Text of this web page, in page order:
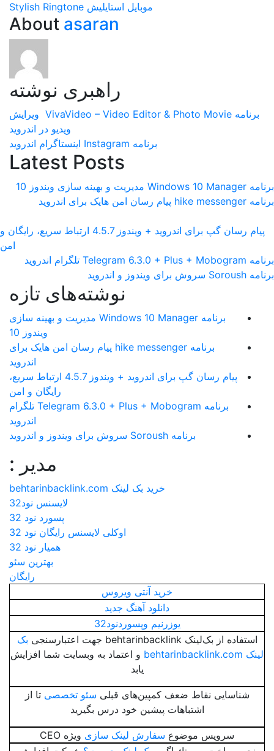
موبايل استايليش Stylish Ringtone
About asaran
راهبری نوشته
برنامه VivaVideo – Video Editor & Photo Movie ویرایش
ویدیو در اندروید
برنامه Instagram اینستاگرام اندروید
Latest Posts
برنامه Windows 10 Manager مدیریت و بهینه سازی ویندوز 10
برنامه hike messenger پیام‌ رسان‌ امن هایک برای اندروید
پیام رسان گپ برای اندروید + ویندوز 4.5.7 ارتباط سریع، رایگان و
امن
برنامه Telegram 6.3.0 + Plus + Mobogram تلگرام اندروید
برنامه Soroush سروش برای ویندوز و اندروید
نوشته‌های تازه
برنامه Windows 10 Manager مدیریت و بهینه سازی
ویندوز 10
برنامه hike messenger پیام‌ رسان‌ امن هایک برای
اندروید
پیام رسان گپ برای اندروید + ویندوز 4.5.7 ارتباط سریع،
رایگان و امن
برنامه Telegram 6.3.0 + Plus + Mobogram تلگرام
اندروید
برنامه Soroush سروش برای ویندوز و اندروید
مدیر :
خرید بک لینک behtarinbacklink.com
لایسنس نود32
پسورد نود 32
اوکلی لایسنس رایگان نود 32
همیار نود 32
بهترین سئو
رایگان
خرید آنتی ویروس
دانلود آهنگ جدید
یوزرنیم وپسوردنود32
استفاده از بک‌لینک behtarinbacklink جهت اعتبارسنجی
بک
لینک behtarinbacklink.com
و اعتماد به وبسایت شما افزایش
یابد
شناسایی نقاط ضعف کمپین‌های قبلی سئو تخصصی تا از
اشتباهات پیشین خود درس بگیرید
سرویس موضوع سفارش لینک سازی ویژه CEO